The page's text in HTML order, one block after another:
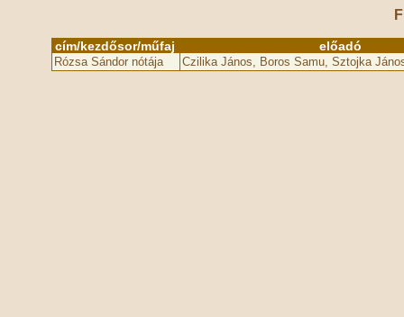
cím/kezdősor/műfaj előadó
Rózsa Sándor nótája Czilika János, Boros Samu, Sztojka